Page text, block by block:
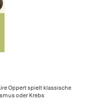
Oppert spielt klassische
oder Krebs